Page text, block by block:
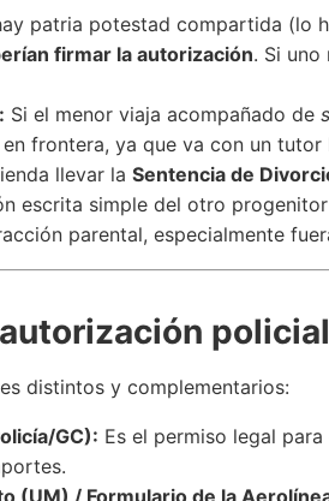
patria potestad compartida (lo
firmar la autorización. Si uno
Si el menor viaja acompañado de
en frontera, ya que va con un tutor
llevar la Sentencia de
escrita simple del otro
parental, especialmente
distintos y complementarios:
GC): Es el permiso legal
(UM) / Formulario de la